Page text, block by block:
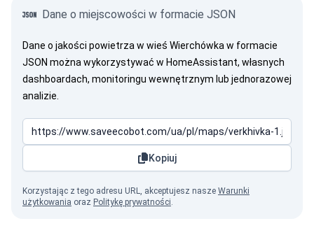
Dane o miejscowości w formacie JSON
Dane o jakości powietrza w wieś Wierchówka w formacie
JSON można wykorzystywać w HomeAssistant, własnych
dashboardach, monitoringu wewnętrznym lub jednorazowej
analizie.
Kopiuj
Korzystając z tego adresu URL, akceptujesz nasze Warunki
użytkowania oraz Politykę prywatności.